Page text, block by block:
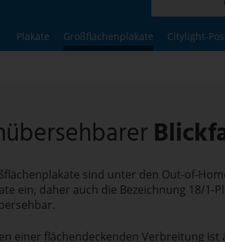
Plakate Großflächenplakate Citylight-
sind unter den Out-of-
ein, daher auch die Bezeichnung 18/
einer flächendeckenden Verbreitung